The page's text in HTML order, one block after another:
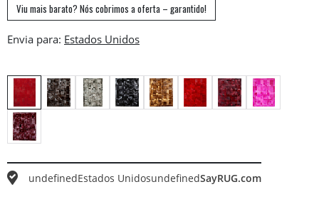
Viu mais barato? Nós cobrimos a oferta – garantido!
Envia para:
undefinedEstados UnidosundefinedSayRUG.com